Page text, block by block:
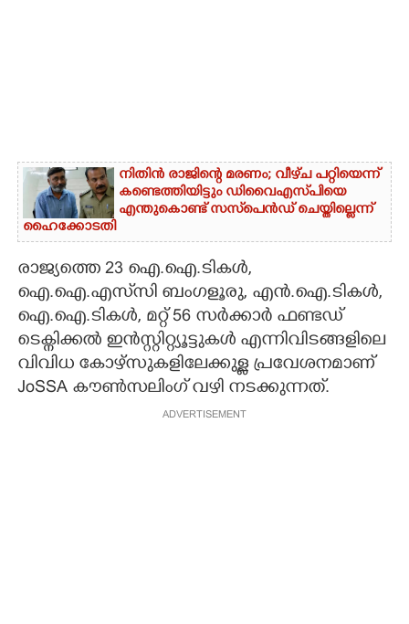
നിതിൻ രാജിന്റെ മരണം; വീഴ്‌ച പറ്റിയെന്ന്
കണ്ടെത്തിയിട്ടും ഡിവൈഎസ്‌പിയെ
എന്തുകൊണ്ട് സസ്‌പെൻഡ് ചെയ്തില്ലെന്ന്
ഹൈക്കോടതി
രാജ്യത്തെ 23 ഐ.ഐ.ടികൾ,
ഐ.ഐ.എസ്‌സി ബംഗളൂരു, എൻ.ഐ.ടികൾ,
ഐ.ഐ.ടികൾ, മറ്റ് 56 സർക്കാർ ഫണ്ടഡ്
ടെക്നിക്കൽ ഇൻസ്റ്റിറ്റ്യൂട്ടുകൾ എന്നിവിടങ്ങളിലെ
വിവിധ കോഴ്സുകളിലേക്കുള്ള പ്രവേശനമാണ്
JoSSA കൗൺസലിംഗ് വഴി നടക്കുന്നത്.
ADVERTISEMENT